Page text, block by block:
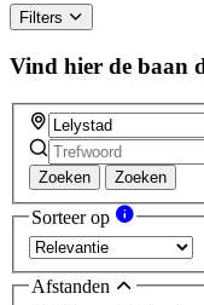
ignore
this
field
Filters
Vind hier de baan
Zoeken Zoeken
Sorteer op
Afstanden